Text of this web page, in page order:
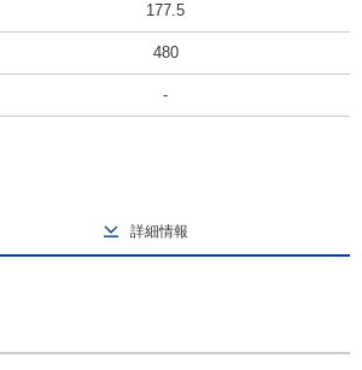
177.5
480
-
詳細情報